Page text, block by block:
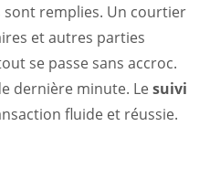
remplies. Un courtier
et autres parties
se passe sans accroc.
dernière minute. Lesuivi
fluide et réussie.